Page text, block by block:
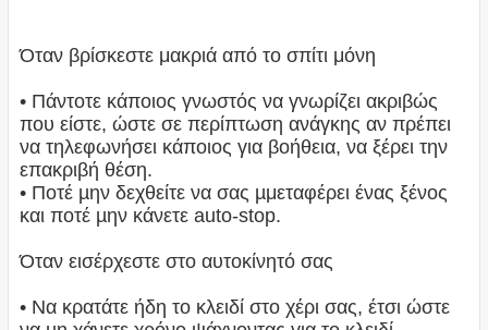
Όταν βρίσκεστε μακριά από το σπίτι μόνη
• Πάντοτε κάποιος γνωστός να γνωρίζει ακριβώς
που είστε, ώστε σε περίπτωση ανάγκης αν πρέπει
να τηλεφωνήσει κάποιος για βοήθεια, να ξέρει την
επακριβή θέση.
• Ποτέ µην δεχθείτε να σας µμεταφέρει ένας ξένος
και ποτέ µην κάνετε auto-stop.
Όταν εισέρχεστε στο αυτοκίνητό σας
• Να κρατάτε ήδη το κλειδί στο χέρι σας, έτσι ώστε